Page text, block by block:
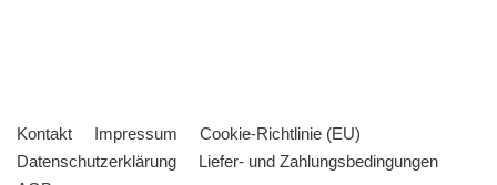
Kontakt Impressum
Cookie-Richtlinie (EU)
Datenschutzerklärung
Liefer- und Zahlungsbedingungen